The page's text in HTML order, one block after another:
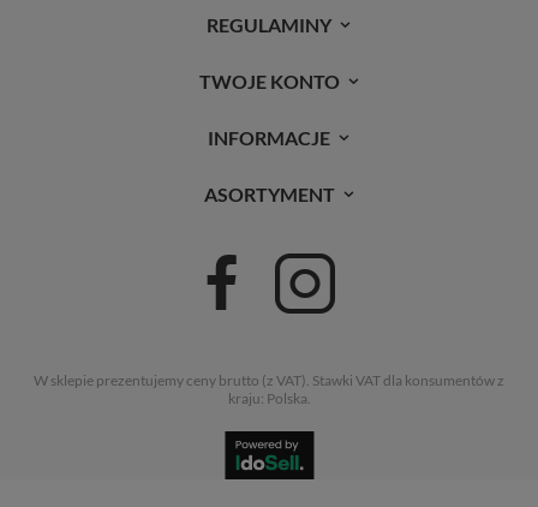
REGULAMINY
TWOJE KONTO
INFORMACJE
ASORTYMENT
W sklepie prezentujemy ceny brutto (z VAT). Stawki VAT dla konsumentów z
kraju: Polska